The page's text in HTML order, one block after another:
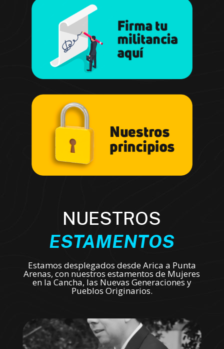
NUESTROS
ESTAMENTOS
Estamos desplegados desde Arica a Punta
Arenas, con nuestros estamentos de Mujeres
en la Cancha, las Nuevas Generaciones y
Pueblos Originarios.